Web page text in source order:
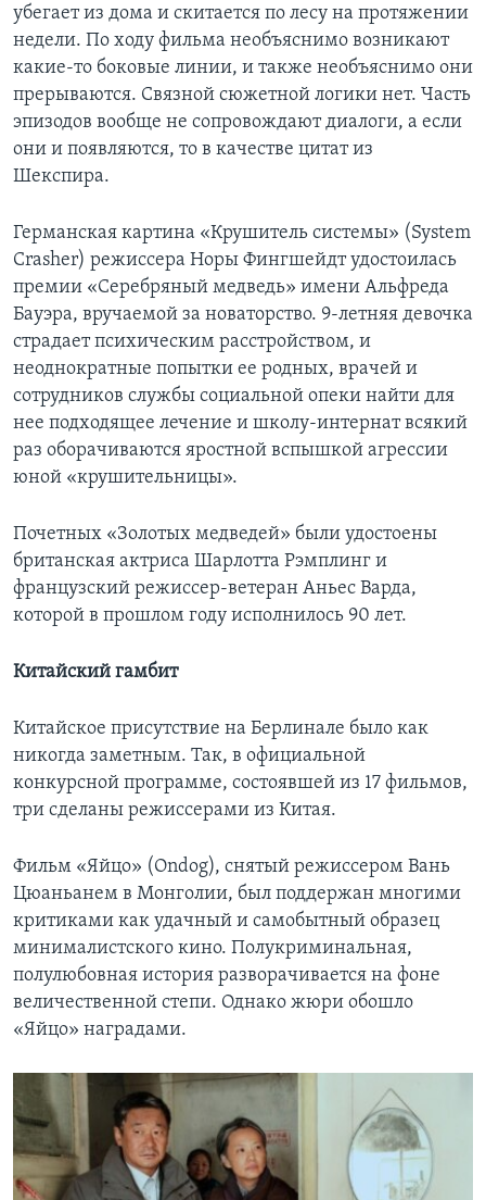
убегает из дома и скитается по лесу на протяжении
недели. По ходу фильма необъяснимо возникают
какие-то боковые линии, и также необъяснимо они
прерываются. Связной сюжетной логики нет. Часть
эпизодов вообще не сопровождают диалоги, а если
они и появляются, то в качестве цитат из
Шекспира.
Германская картина «Крушитель системы» (System
Crasher) режиссера Норы Фингшейдт удостоилась
премии «Серебряный медведь» имени Альфреда
Бауэра, вручаемой за новаторство. 9-летняя девочка
страдает психическим расстройством, и
неоднократные попытки ее родных, врачей и
сотрудников службы социальной опеки найти для
нее подходящее лечение и школу-интернат всякий
раз оборачиваются яростной вспышкой агрессии
юной «крушительницы».
Почетных «Золотых медведей» были удостоены
британская актриса Шарлотта Рэмплинг и
французский режиссер-ветеран Аньес Варда,
которой в прошлом году исполнилось 90 лет.
Китайский гамбит
Китайское присутствие на Берлинале было как
никогда заметным. Так, в официальной
конкурсной программе, состоявшей из 17 фильмов,
три сделаны режиссерами из Китая.
Фильм «Яйцо» (Ondog), снятый режиссером Вань
Цюаньанем в Монголии, был поддержан многими
критиками как удачный и самобытный образец
минималистского кино. Полукриминальная,
полулюбовная история разворачивается на фоне
величественной степи. Однако жюри обошло
«Яйцо» наградами.